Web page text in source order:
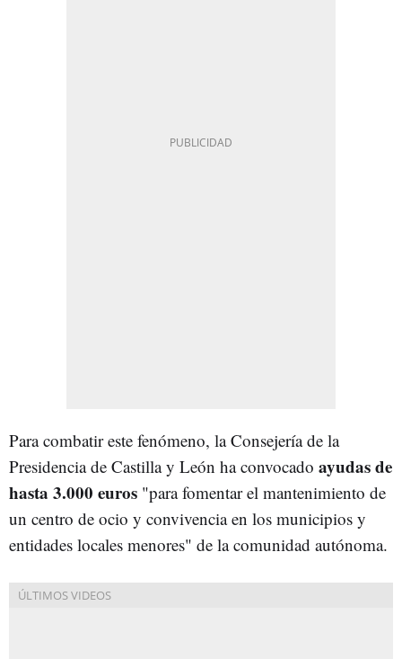
Para combatir este fenómeno, la Consejería de la
Presidencia de Castilla y León ha convocado ayudas de
hasta 3.000 euros "para fomentar el mantenimiento de
un centro de ocio y convivencia en los municipios y
entidades locales menores" de la comunidad autónoma.